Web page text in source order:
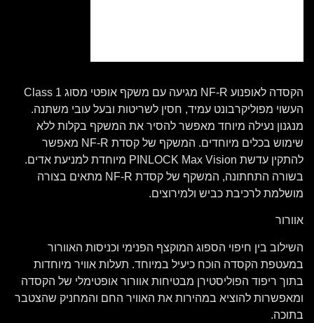
הקסדה לאופנוע NF-R מגיעה עם משקף אופטי מסוג Class 1
העשוי מפוליקרבונט עמיד, חסין לשריטות ובעל עובי משתנה.
מנגנון נעילה מיוחד מאפשר להסיר את המשקף בקלות ללא
שימוש בכלים מיוחדים. המשקף של קסדת NF-R מאפשר
להתקין עדשת PINLOCK Max Vision מיוחדת למניעת אדים.
בשורה התחתונה, המשקף של קסדת NF-R מתאים בצורה
מושלמת לרכיבת כביש ולמירוצים.
אוורור
השילוב בין חיפוי הספוג המוקצף הפנימי וכניסות האוורור
במעטפת הקסדה הוכח כיעיל במיוחד. תעלות אוויר מיוחדות
בתוך ריפוד הפוליסטירן מבטיחות אוורור אופטימלי של הקסדה
ומאפשרות להוציא במהירות את האוויר החם והמחניק שהצטבר
בתוכה.